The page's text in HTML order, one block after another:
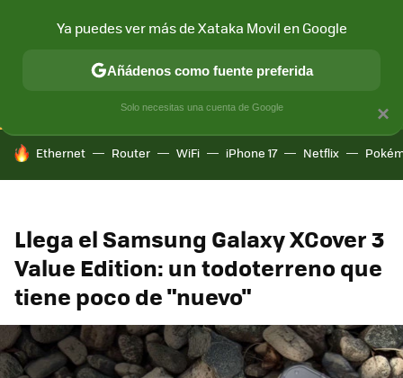
CONECTIVIDAD MÓVIL Y SOCIEDAD APLICACIONES
HOY SE HABLA DE
Ethernet Router WiFi iPhone 17 Netflix
Llega el Samsung Galaxy XCover 3
Value Edition: un todoterreno que
tiene poco de "nuevo"
×
Ya puedes ver más de Xataka Movil en Google
Añádenos como fuente preferida
Solo necesitas una cuenta de Google